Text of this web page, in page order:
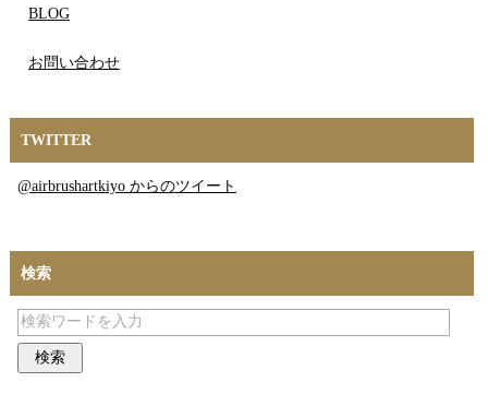
BLOG
お問い合わせ
TWITTER
@airbrushartkiyo からのツイート
検索